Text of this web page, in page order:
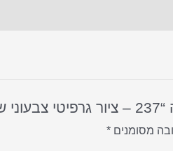
מסומנים *